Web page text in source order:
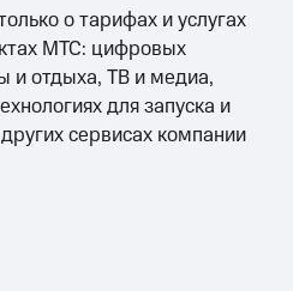
о тарифах и услугах
МТС: цифровых
и отдыха, ТВ и медиа,
для запуска и
сервисах компании